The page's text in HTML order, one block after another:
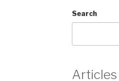
Search